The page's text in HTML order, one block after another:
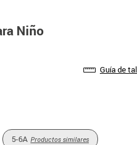
Niño
Guía de
5-6A Productos similares